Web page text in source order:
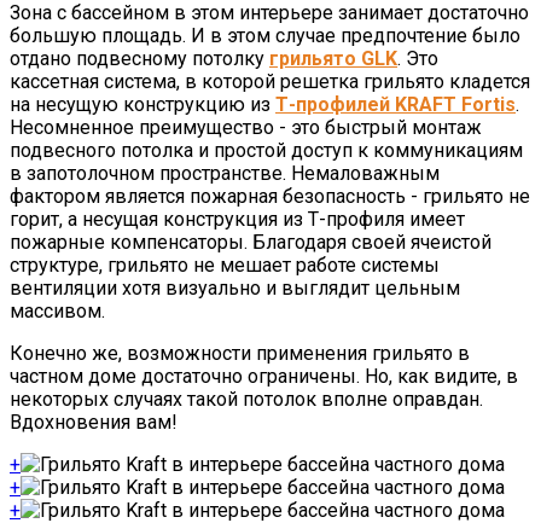
Зона с бассейном в этом интерьере занимает достаточно
большую площадь. И в этом случае предпочтение было
отдано подвесному потолку грильято GLK. Это
кассетная система, в которой решетка грильято кладется
на несущую конструкцию из Т-профилей KRAFT Fortis.
Несомненное преимущество - это быстрый монтаж
подвесного потолка и простой доступ к коммуникациям
в запотолочном пространстве. Немаловажным
фактором является пожарная безопасность - грильято не
горит, а несущая конструкция из Т-профиля имеет
пожарные компенсаторы. Благодаря своей ячеистой
структуре, грильято не мешает работе системы
вентиляции хотя визуально и выглядит цельным
массивом.
Конечно же, возможности применения грильято в
частном доме достаточно ограничены. Но, как видите, в
некоторых случаях такой потолок вполне оправдан.
Вдохновения вам!
+
+
+